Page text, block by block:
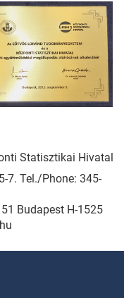
Statisztikai Hivatal
7. Tel./Phone: 345-
Budapest H-1525